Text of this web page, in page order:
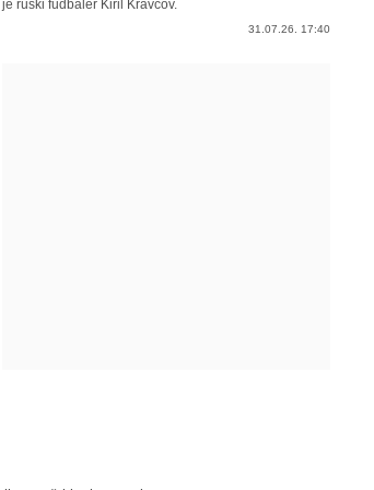
je ruski fudbaler Kiril Kravcov.
31.07.26. 17:40